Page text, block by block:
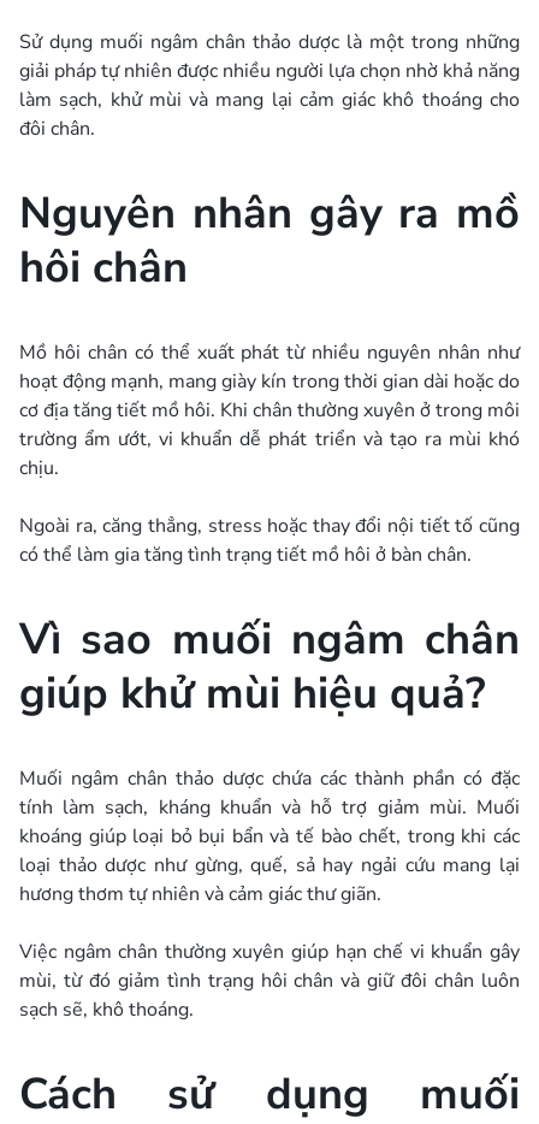
Sử dụng muối ngâm chân thảo dược là một trong những
giải pháp tự nhiên được nhiều người lựa chọn nhờ khả năng
làm sạch, khử mùi và mang lại cảm giác khô thoáng cho
đôi chân.
Nguyên nhân gây ra mồ
hôi chân
Mồ hôi chân có thể xuất phát từ nhiều nguyên nhân như
hoạt động mạnh, mang giày kín trong thời gian dài hoặc do
cơ địa tăng tiết mồ hôi. Khi chân thường xuyên ở trong môi
trường ẩm ướt, vi khuẩn dễ phát triển và tạo ra mùi khó
chịu.
Ngoài ra, căng thẳng, stress hoặc thay đổi nội tiết tố cũng
có thể làm gia tăng tình trạng tiết mồ hôi ở bàn chân.
Vì sao muối ngâm chân
giúp khử mùi hiệu quả?
Muối ngâm chân thảo dược chứa các thành phần có đặc
tính làm sạch, kháng khuẩn và hỗ trợ giảm mùi. Muối
khoáng giúp loại bỏ bụi bẩn và tế bào chết, trong khi các
loại thảo dược như gừng, quế, sả hay ngải cứu mang lại
hương thơm tự nhiên và cảm giác thư giãn.
Việc ngâm chân thường xuyên giúp hạn chế vi khuẩn gây
mùi, từ đó giảm tình trạng hôi chân và giữ đôi chân luôn
sạch sẽ, khô thoáng.
Cách sử dụng muối